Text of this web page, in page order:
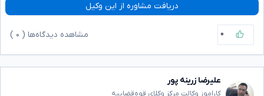
دریافت مشاوره از این وکیل
۰ مشاهده دیدگاه‌ها ( ۰
علیرضا زرینه پور
کاراموز وکالت مرکز وکلای قوه‌قضاییه